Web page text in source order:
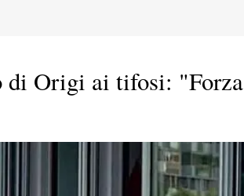
Origi ai tifosi: "Forza